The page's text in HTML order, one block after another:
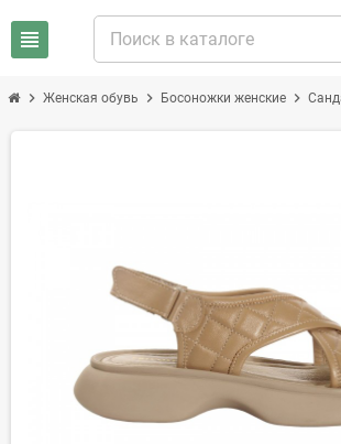
view_headline
chevron_right Женская обувь chevron_right Босоножки женские chevron_right